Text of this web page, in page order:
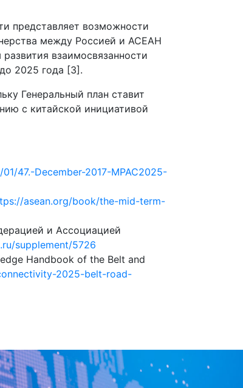
представляет возможности
между Россией и АСЕАН
взаимосвязанности
2025 года [3].
Генеральный план ставит
с китайской инициативой
47.-December-2017-MPAC2025-
asean.org/book/the-mid-term-
и Ассоциацией
supplement/5726
Handbook of the Belt and
2025-belt-road-